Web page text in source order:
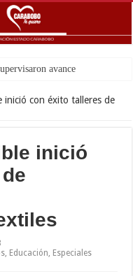
inició con éxito talleres de
inició
Educación Especiales